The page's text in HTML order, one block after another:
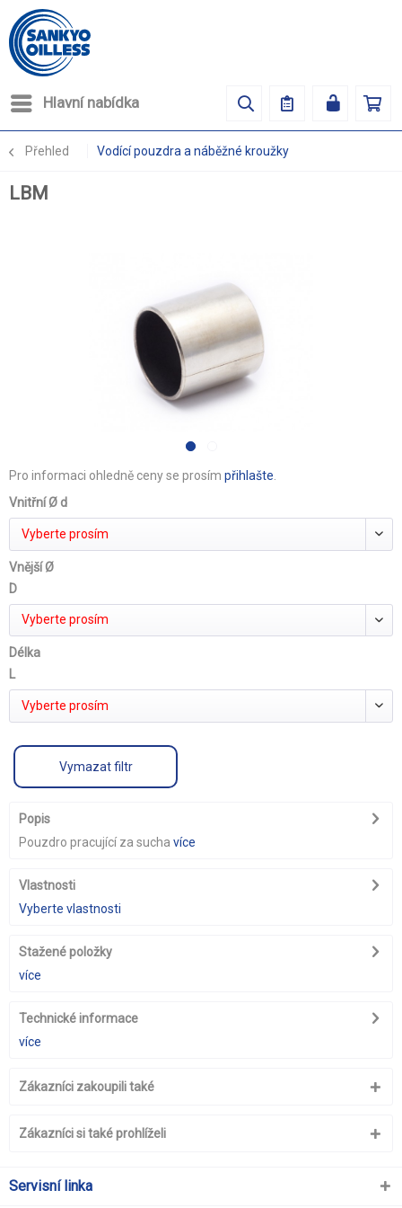
Hlavní nabídka
Přehled Vodící pouzdra a náběžné kroužky
LBM
Pro informaci ohledně ceny se prosím přihlašte
Vnitřní Ø d
Vyberte prosím
Vnější Ø
D
Vyberte prosím
Délka
L
Vyberte prosím
Vymazat filtr
Popis
Pouzdro pracující za sucha více
Vlastnosti
Vyberte vlastnosti
Stažené položky
více
Technické informace
více
Zákazníci zakoupili také
Zákazníci si také prohlíželi
Servisní linka